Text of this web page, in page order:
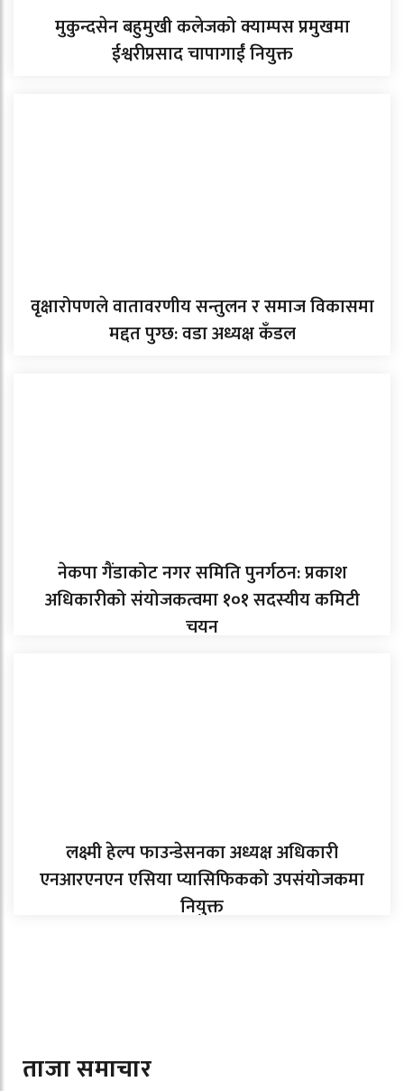
मुकुन्दसेन बहुमुखी कलेजको क्याम्पस प्रमुखमा
ईश्वरीप्रसाद चापागाईं नियुक्त
वृक्षारोपणले वातावरणीय सन्तुलन र समाज विकासमा
मद्दत पुग्छ: वडा अध्यक्ष कँडल
नेकपा गैंडाकोट नगर समिति पुनर्गठन: प्रकाश
अधिकारीको संयोजकत्वमा १०१ सदस्यीय कमिटी
चयन
लक्ष्मी हेल्प फाउन्डेसनका अध्यक्ष अधिकारी
एनआरएनएन एसिया प्यासिफिकको उपसंयोजकमा
नियुक्त
ताजा समाचार